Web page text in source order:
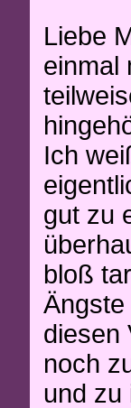
Liebe
einmal
Ich
gut zu
bloß
diesen
noch
und zu